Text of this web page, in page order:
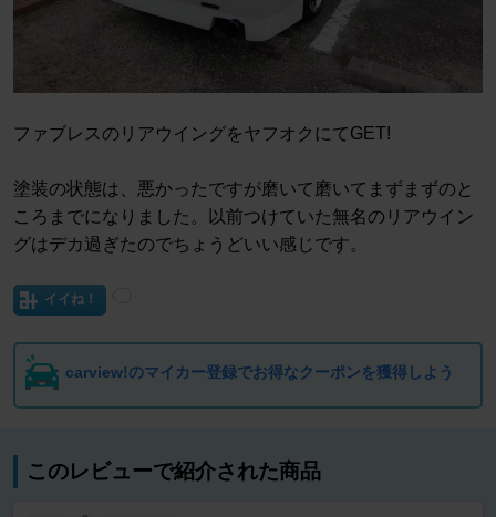
ファブレスのリアウイングをヤフオクにてGET!
塗装の状態は、悪かったですが磨いて磨いてまずまずのと
ころまでになりました。以前つけていた無名のリアウイン
グはデカ過ぎたのでちょうどいい感じです。
イイね！
carview!のマイカー登録でお得なクーポンを獲得しよう
このレビューで紹介された商品